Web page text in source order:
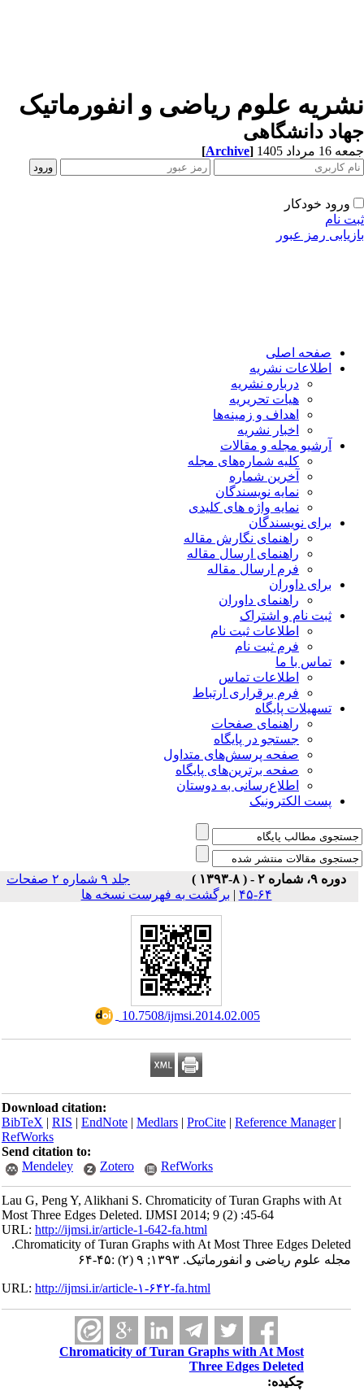
علوم ریاضی و انفورماتیک
دانشگاهی
مرداد 1405 [Archive]
ورود خودکار
نام
رمز عبور
صفحه اصلی
اطلاعات نشریه
درباره نشریه
هیات تحریریه
اهداف و زمینه‌ها
اخبار نشریه
آرشیو مجله و مقالات
کلیه شماره‌های مجله
آخرین شماره
نمایه نویسندگان
نمایه واژه های کلیدی
برای نویسندگان
راهنمای نگارش مقاله
راهنمای ارسال مقاله
فرم ارسال مقاله
برای داوران
راهنمای داوران
ثبت نام و اشتراک
اطلاعات ثبت نام
فرم ثبت نام
تماس با ما
اطلاعات تماس
فرم برقراری ارتباط
تسهیلات پایگاه
راهنمای صفحات
جستجو در پایگاه
صفحه پرسش‌های متداول
صفحه برترین‌های پایگاه
اطلاع‌رسانی به دوستان
پست الکترونیک
دوره ۹، شماره ۲ - ( ۸-۱۳۹۳ )
جلد ۹ شماره ۲ صفحات
۶۴-۴۵
|برگشت به فهرست نسخه ها
‎ 10.7508/ijmsi.2014.02.005
Download citation:
BibTeX|RIS|EndNote|Medlars|ProCite|Reference Manager
RefWorks
Send citation to:
Mendeley
Zotero RefWorks
Lau G, Peng Y, Alikhani S. Chromaticity of Turan Graphs with At
Most Three Edges Deleted. IJMSI 2014; 9 (2) :45-64
URL:http://ijmsi.ir/article-1-642-fa.html
Chromaticity of Turan Graphs with At Most Three Edges Deleted.
مجله علوم ریاضی و انفورماتیک. ۱۳۹۳; ۹ (۲) :۴۵-۶۴
URL:http://ijmsi.ir/article-۱-۶۴۲-fa.html
Chromaticity of Turan Graphs with At Most
Three Edges Deleted
چکیده: